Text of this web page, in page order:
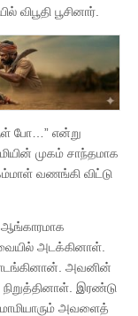
பூசினார்.
போ…” என்று
முகம் சாந்தமாக
வணங்கி விட்டு
ஆங்காரமாக
அடக்கினாள்.
அவனின்
இரண்டு
அவளைத்